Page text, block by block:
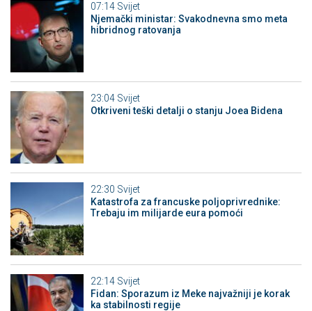
07:14 Svijet
Njemački ministar: Svakodnevna smo meta
hibridnog ratovanja
23:04 Svijet
Otkriveni teški detalji o stanju Joea Bidena
22:30 Svijet
Katastrofa za francuske poljoprivrednike:
Trebaju im milijarde eura pomoći
22:14 Svijet
Fidan: Sporazum iz Meke najvažniji je korak
ka stabilnosti regije